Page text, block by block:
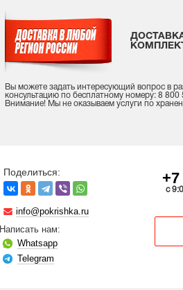
Вы можете задать интересующий вопрос в
консультацию по бесплатному номеру: 8 800
Внимание! Мы не оказываем услуги по
Поделиться:
info@pokrishka.ru
Написать нам:
Whatsapp
Telegram
c